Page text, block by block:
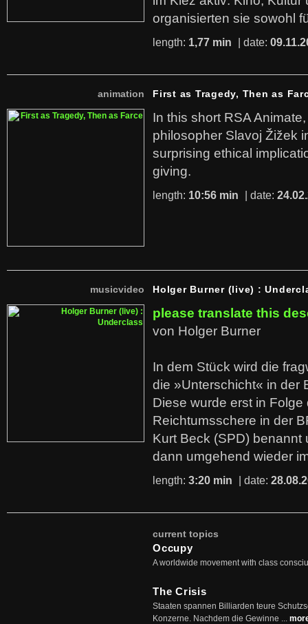
organisierten sie sowohl
length: 1,77 min | date:
animation First as Tragedy, Then as
In this short RSA
philosopher Slavoj Žižek
surprising ethical
giving.
length: 10:56 min | date:
musicvideo Holger Burner (live) :
please translate this
von Holger Burner
In dem Stück wird die
die »Unterschicht« in der
Diese wurde erst in
Reichtumsschere in der
Kurt Beck (SPD)
dann umgehend wieder
length: 3:20 min | date:
current topics
Occupy
A worldwide movement with class
The Crisis
Staaten spannen Billiarden teure
Konzerne. Nachdem die Gewinne ...